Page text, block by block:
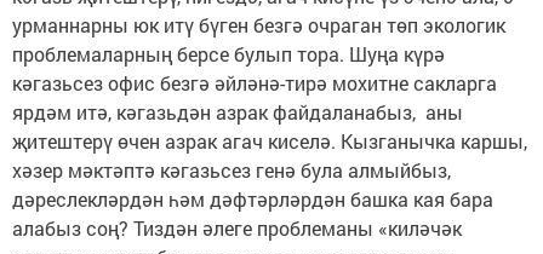
урманнарны юк итү бүген безгә очраган төп экологик
проблемаларның берсе булып тора. Шуңа күрә
кәгазьсез офис безгә әйләнә-тирә мохитне сакларга
ярдәм итә, кәгазьдән азрак файдаланабыз, аны
җитештерү өчен азрак агач киселә. Кызганычка каршы,
хәзер мәктәптә кәгазьсез генә була алмыйбыз,
дәреслекләрдән һәм дәфтәрләрдән башка кая бара
алабыз соң? Тиздән әлеге проблеманы «киләчәк